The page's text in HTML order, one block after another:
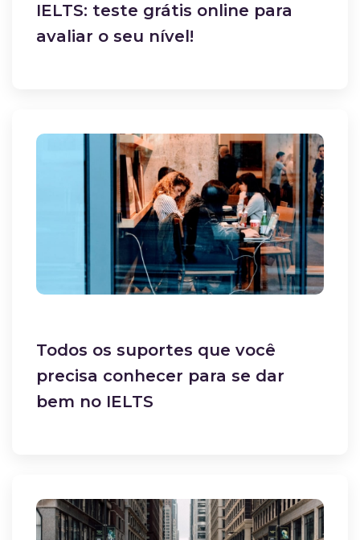
IELTS: teste grátis online para
avaliar o seu nível!
Todos os suportes que você
precisa conhecer para se dar
bem no IELTS